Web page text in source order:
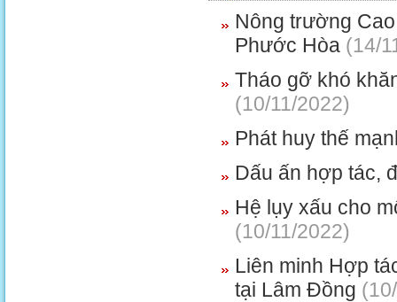
Nông trường
Phước Hòa (14/
Tháo gỡ khó
(10/11/2022)
Phát huy thế
Dấu ấn hợp tác,
Hệ lụy xấu cho
(10/11/2022)
Liên minh Hợp
tại Lâm Đồng